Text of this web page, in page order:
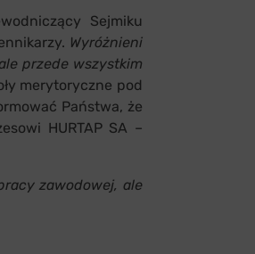
Sejmiku
Wyróżnieni
przede wszystkim
merytoryczne pod
Państwa, że
HURTAP SA –
zawodowej, ale